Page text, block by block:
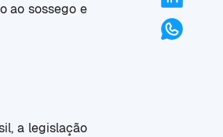
ao sossego e
a legislação